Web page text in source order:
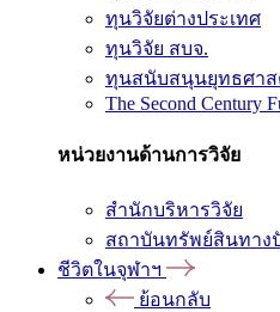
ทุนวิจัยต่างประเทศ
ทุนวิจัย สบจ.
ทุนสนับสนุนยุทธศาส
The Second Century
หน่วยงานด้านการวิจัย
สำนักบริหารวิจัย
สถาบันทรัพย์สินทา
ชีวิตในจุฬาฯ
ย้อนกลับ